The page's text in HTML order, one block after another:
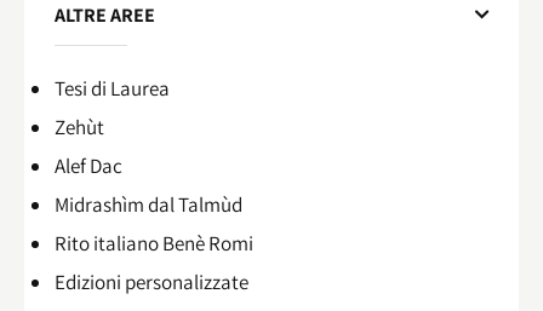
ALTRE AREE
Tesi di Laurea
Zehùt
Alef Dac
Midrashìm dal Talmùd
Rito italiano Benè Romi​
Edizioni personalizzate